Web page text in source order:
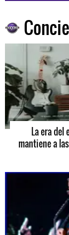
La era
mantiene a